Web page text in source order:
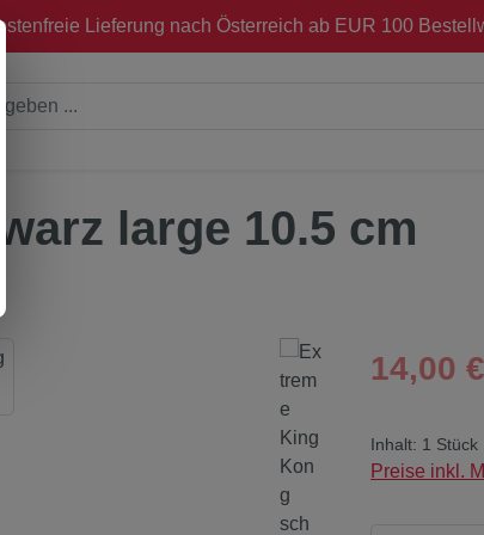
Lieferung nach Österreich ab EUR 100
large 10.5 cm
Regulärer
14,00 €
Inhalt: 1 Stück
Preise inkl.